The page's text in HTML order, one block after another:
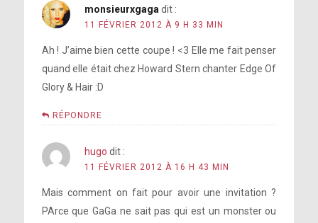
monsieurxgaga dit :
11 FÉVRIER 2012 À 9 H 33 MIN
Ah ! J’aime bien cette coupe ! <3 Elle me fait penser
quand elle était chez Howard Stern chanter Edge Of
Glory & Hair :D
RÉPONDRE
hugo dit :
11 FÉVRIER 2012 À 16 H 43 MIN
Mais comment on fait pour avoir une invitation ?
PArce que GaGa ne sait pas qui est un monster ou